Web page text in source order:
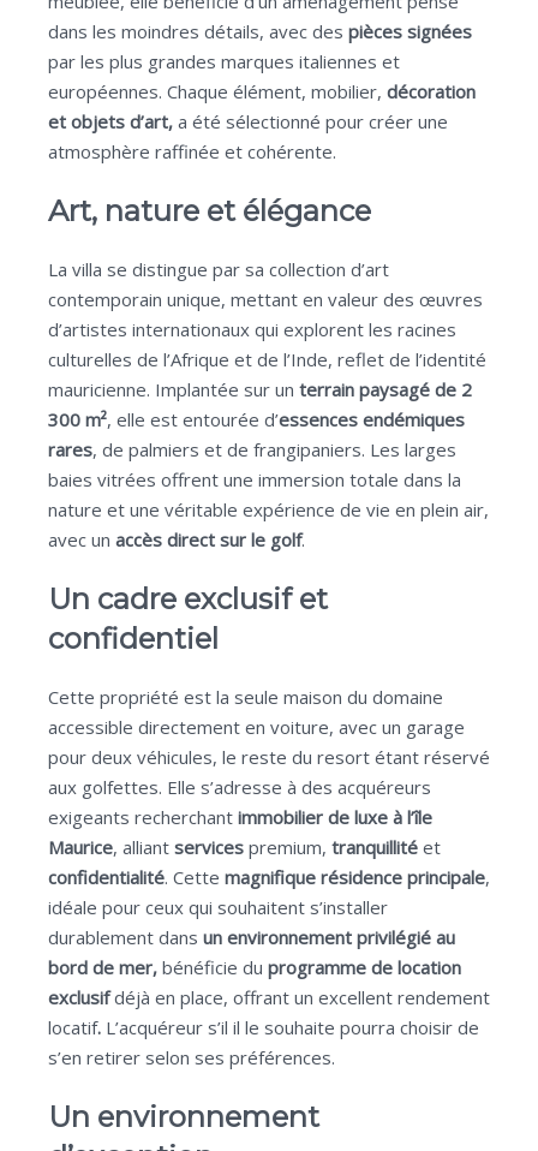
dans les moindres détails, avec des pièces signées
par les plus grandes marques italiennes et
européennes. Chaque élément, mobilier, décoration
et objets d’art, a été sélectionné pour créer une
atmosphère raffinée et cohérente.
Art, nature et élégance
La villa se distingue par sa collection d’art
contemporain unique, mettant en valeur des œuvres
d’artistes internationaux qui explorent les racines
culturelles de l’Afrique et de l’Inde, reflet de l’identité
mauricienne. Implantée sur un terrain paysagé de 2
300 m², elle est entourée d’essences endémiques
rares, de palmiers et de frangipaniers. Les larges
baies vitrées offrent une immersion totale dans la
nature et une véritable expérience de vie en plein air,
avec un accès direct sur le golf.
Un cadre exclusif et
confidentiel
Cette propriété est la seule maison du domaine
accessible directement en voiture, avec un garage
pour deux véhicules, le reste du resort étant réservé
aux golfettes. Elle s’adresse à des acquéreurs
exigeants recherchant immobilier de luxe à l’île
Maurice, alliant services premium, tranquillité et
confidentialité. Cette magnifique résidence principale,
idéale pour ceux qui souhaitent s’installer
durablement dans un environnement privilégié au
bord de mer, bénéficie du programme de location
exclusifdéjà en place, offrant un excellent rendement
locatif. L’acquéreur s’il il le souhaite pourra choisir de
s’en retirer selon ses préférences.
Un environnement